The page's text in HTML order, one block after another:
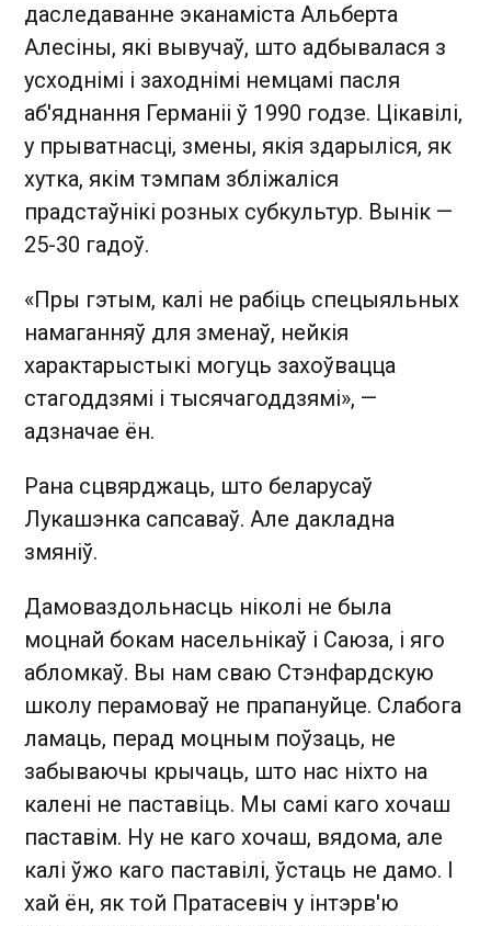
даследаванне эканаміста Альберта
Алесіны, які вывучаў, што адбывалася з
усходнімі і заходнімі немцамі пасля
аб'яднання Германіі ў 1990 годзе. Цікавілі,
у прыватнасці, змены, якія здарыліся, як
хутка, якім тэмпам збліжаліся
прадстаўнікі розных субкультур. Вынік —
25-30 гадоў.
«Пры гэтым, калі не рабіць спецыяльных
намаганняў для зменаў, нейкія
характарыстыкі могуць захоўвацца
стагоддзямі і тысячагоддзямі», —
адзначае ён.
Рана сцвярджаць, што беларусаў
Лукашэнка сапсаваў. Але дакладна
змяніў.
Дамоваздольнасць ніколі не была
моцнай бокам насельнікаў і Саюза, і яго
абломкаў. Вы нам сваю Стэнфардскую
школу перамоваў не прапануйце. Слабога
ламаць, перад моцным поўзаць, не
забываючы крычаць, што нас ніхто на
калені не паставіць. Мы самі каго хочаш
паставім. Ну не каго хочаш, вядома, але
калі ўжо каго паставілі, ўстаць не дамо. І
хай ён, як той Пратасевіч у інтэрв'ю